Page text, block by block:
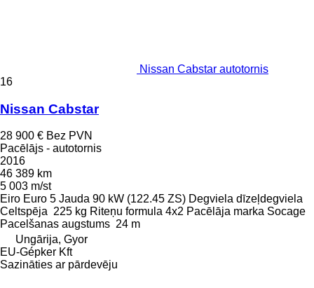
Nissan Cabstar autotornis
16
Nissan Cabstar
28 900 € Bez PVN
Pacēlājs - autotornis
2016
46 389 km
5 003 m/st
Eiro Euro 5 Jauda 90 kW (122.45 ZS) Degviela dīzeļdegviela
Celtspēja 225 kg Riteņu formula 4x2 Pacēlāja marka Socage
Pacelšanas augstums 24 m
Ungārija, Gyor
EU-Gépker Kft
Sazināties ar pārdevēju